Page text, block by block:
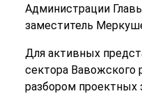
Администрации
заместитель
Для активных
сектора Вавожского
разбором проектных